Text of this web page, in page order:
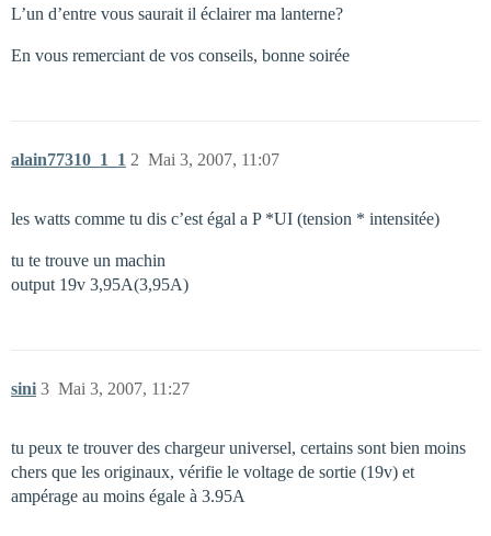
L’un d’entre vous saurait il éclairer ma lanterne?
En vous remerciant de vos conseils, bonne soirée
alain77310_1_1 Mai 3, 2007, 11:07
2
les watts comme tu dis c’est égal a P *UI (tension * intensitée)
tu te trouve un machin
output 19v 3,95A(3,95A)
sini Mai 3, 2007, 11:27
3
tu peux te trouver des chargeur universel, certains sont bien moins
chers que les originaux, vérifie le voltage de sortie (19v) et
ampérage au moins égale à 3.95A